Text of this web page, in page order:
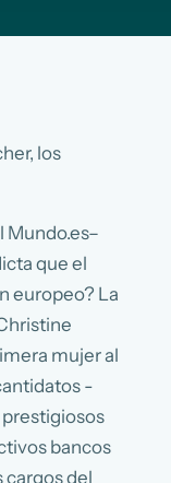
los
Mundo.es–
que el
europeo? La
mujer al
-
prestigiosos
bancos
cargos del